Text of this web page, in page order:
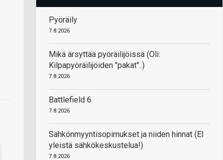
Pyöräily
7.8.2026
Mikä ärsyttää pyöräilijöissä (Oli:
Kilpapyöräilijöiden "pakat"..)
7.8.2026
Battlefield 6
7.8.2026
Sähkönmyyntisopimukset ja niiden hinnat (EI
yleistä sähkökeskustelua!)
7.8.2026